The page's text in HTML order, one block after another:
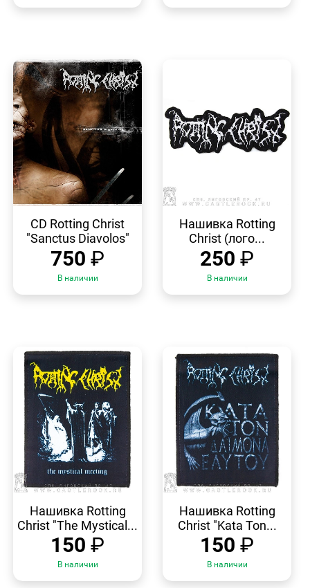
ПРОСМОТР
CD Rotting Christ
"Sanctus Diavolos"
750 ₽
В наличии
ПРОСМОТР
Нашивка Rotting
Christ (лого...
250 ₽
В наличии
ПРОСМОТР
Нашивка Rotting
Christ "The Mystical...
150 ₽
В наличии
ПРОСМОТР
Нашивка Rotting
Christ "Kata Ton...
150 ₽
В наличии